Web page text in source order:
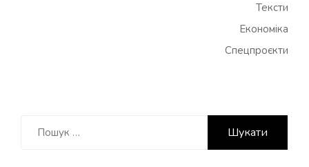
Тексти
Економіка
Спецпроєкти